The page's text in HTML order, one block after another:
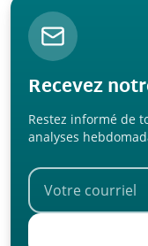
Recevez
Restez informé de
analyses